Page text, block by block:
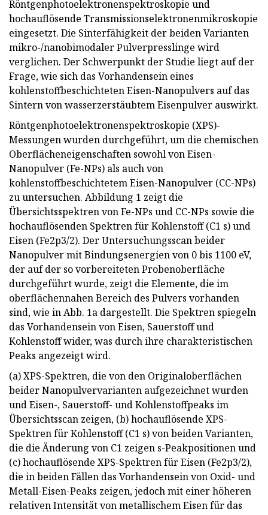
Röntgenphotoelektronenspektroskopie und
hochauflösende Transmissionselektronenmikroskopie
eingesetzt. Die Sinterfähigkeit der beiden Varianten
mikro-/nanobimodaler Pulverpresslinge wird
verglichen. Der Schwerpunkt der Studie liegt auf der
Frage, wie sich das Vorhandensein eines
kohlenstoffbeschichteten Eisen-Nanopulvers auf das
Sintern von wasserzerstäubtem Eisenpulver auswirkt.
Röntgenphotoelektronenspektroskopie (XPS)-
Messungen wurden durchgeführt, um die chemischen
Oberflächeneigenschaften sowohl von Eisen-
Nanopulver (Fe-NPs) als auch von
kohlenstoffbeschichtetem Eisen-Nanopulver (CC-NPs)
zu untersuchen. Abbildung 1 zeigt die
Übersichtsspektren von Fe-NPs und CC-NPs sowie die
hochauflösenden Spektren für Kohlenstoff (C1 s) und
Eisen (Fe2p3/2). Der Untersuchungsscan beider
Nanopulver mit Bindungsenergien von 0 bis 1100 eV,
der auf der so vorbereiteten Probenoberfläche
durchgeführt wurde, zeigt die Elemente, die im
oberflächennahen Bereich des Pulvers vorhanden
sind, wie in Abb. 1a dargestellt. Die Spektren spiegeln
das Vorhandensein von Eisen, Sauerstoff und
Kohlenstoff wider, was durch ihre charakteristischen
Peaks angezeigt wird.
(a) XPS-Spektren, die von den Originaloberflächen
beider Nanopulvervarianten aufgezeichnet wurden
und Eisen-, Sauerstoff- und Kohlenstoffpeaks im
Übersichtsscan zeigen, (b) hochauflösende XPS-
Spektren für Kohlenstoff (C1 s) von beiden Varianten,
die die Änderung von C1 zeigen s-Peakpositionen und
(c) hochauflösende XPS-Spektren für Eisen (Fe2p3/2),
die in beiden Fällen das Vorhandensein von Oxid- und
Metall-Eisen-Peaks zeigen, jedoch mit einer höheren
relativen Intensität von metallischem Eisen für das